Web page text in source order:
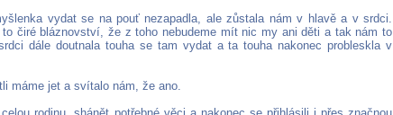
vydat se na pouť nezapadla, ale zůstala nám v hlavě a v srdci.
čiré bláznovství, že z toho nebudeme mít nic my ani děti a tak nám to
dále doutnala touha se tam vydat a ta touha nakonec probleskla v
máme jet a svítalo nám, že ano.